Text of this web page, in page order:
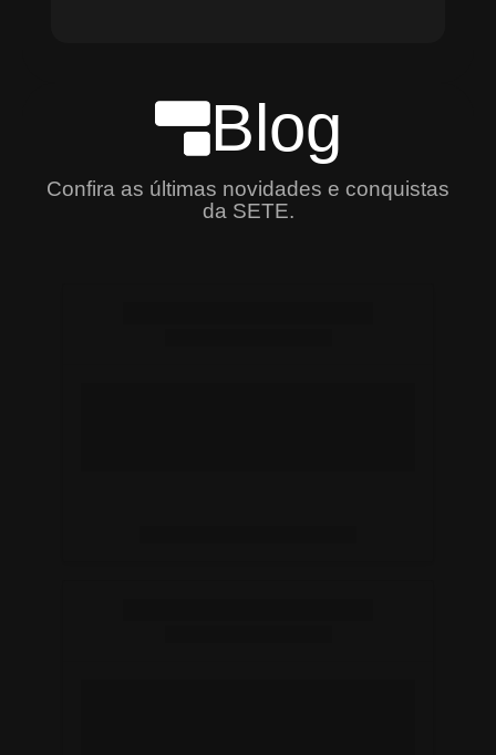
Blog
Confira as últimas novidades e conquistas
da SETE.